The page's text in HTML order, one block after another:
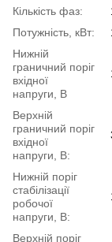
Кількість фаз:
Потужність, кВт:
Нижній
граничний поріг
вхідної
напруги, В
Верхній
граничний поріг
вхідної
напруги, В:
Нижній поріг
стабілізації
робочої
напруги, В:
Верхній поріг